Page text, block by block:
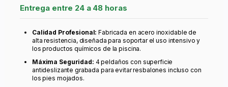
Entrega entre 24 a 48 horas
Calidad Profesional: Fabricada en acero inoxidable de
alta resistencia, diseñada para soportar el uso intensivo y
los productos químicos de la piscina.
Máxima Seguridad: 4 peldaños con superficie
antideslizante grabada para evitar resbalones incluso con
los pies mojados.